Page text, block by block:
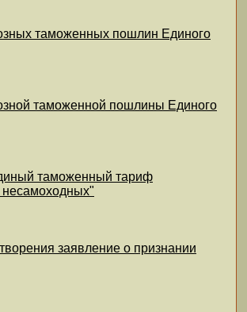
таможенных пошлин Единого
таможенной пошлины Единого
таможенный тариф
заявление о признании